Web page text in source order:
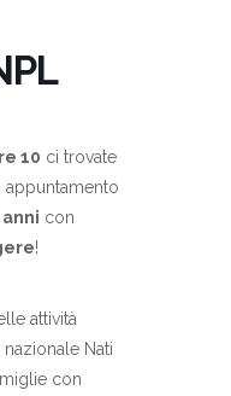
10 ci trovate
con
!
attività
Nati
con